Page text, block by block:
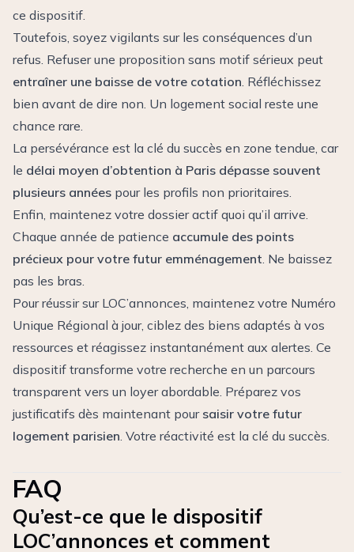
ce dispositif.
Toutefois, soyez vigilants sur les conséquences d’un
refus. Refuser une proposition sans motif sérieux peut
entraîner une baisse de votre cotation. Réfléchissez
bien avant de dire non. Un logement social reste une
chance rare.
La persévérance est la clé du succès en zone tendue, car
le délai moyen d’obtention à Paris dépasse souvent
plusieurs années pour les profils non prioritaires.
Enfin, maintenez votre dossier actif quoi qu’il arrive.
Chaque année de patience accumule des points
précieux pour votre futur emménagement. Ne baissez
pas les bras.
Pour réussir sur LOC’annonces, maintenez votre Numéro
Unique Régional à jour, ciblez des biens adaptés à vos
ressources et réagissez instantanément aux alertes. Ce
dispositif transforme votre recherche en un parcours
transparent vers un loyer abordable. Préparez vos
justificatifs dès maintenant pour saisir votre futur
logement parisien. Votre réactivité est la clé du succès.
FAQ
Qu’est-ce que le dispositif
LOC’annonces et comment